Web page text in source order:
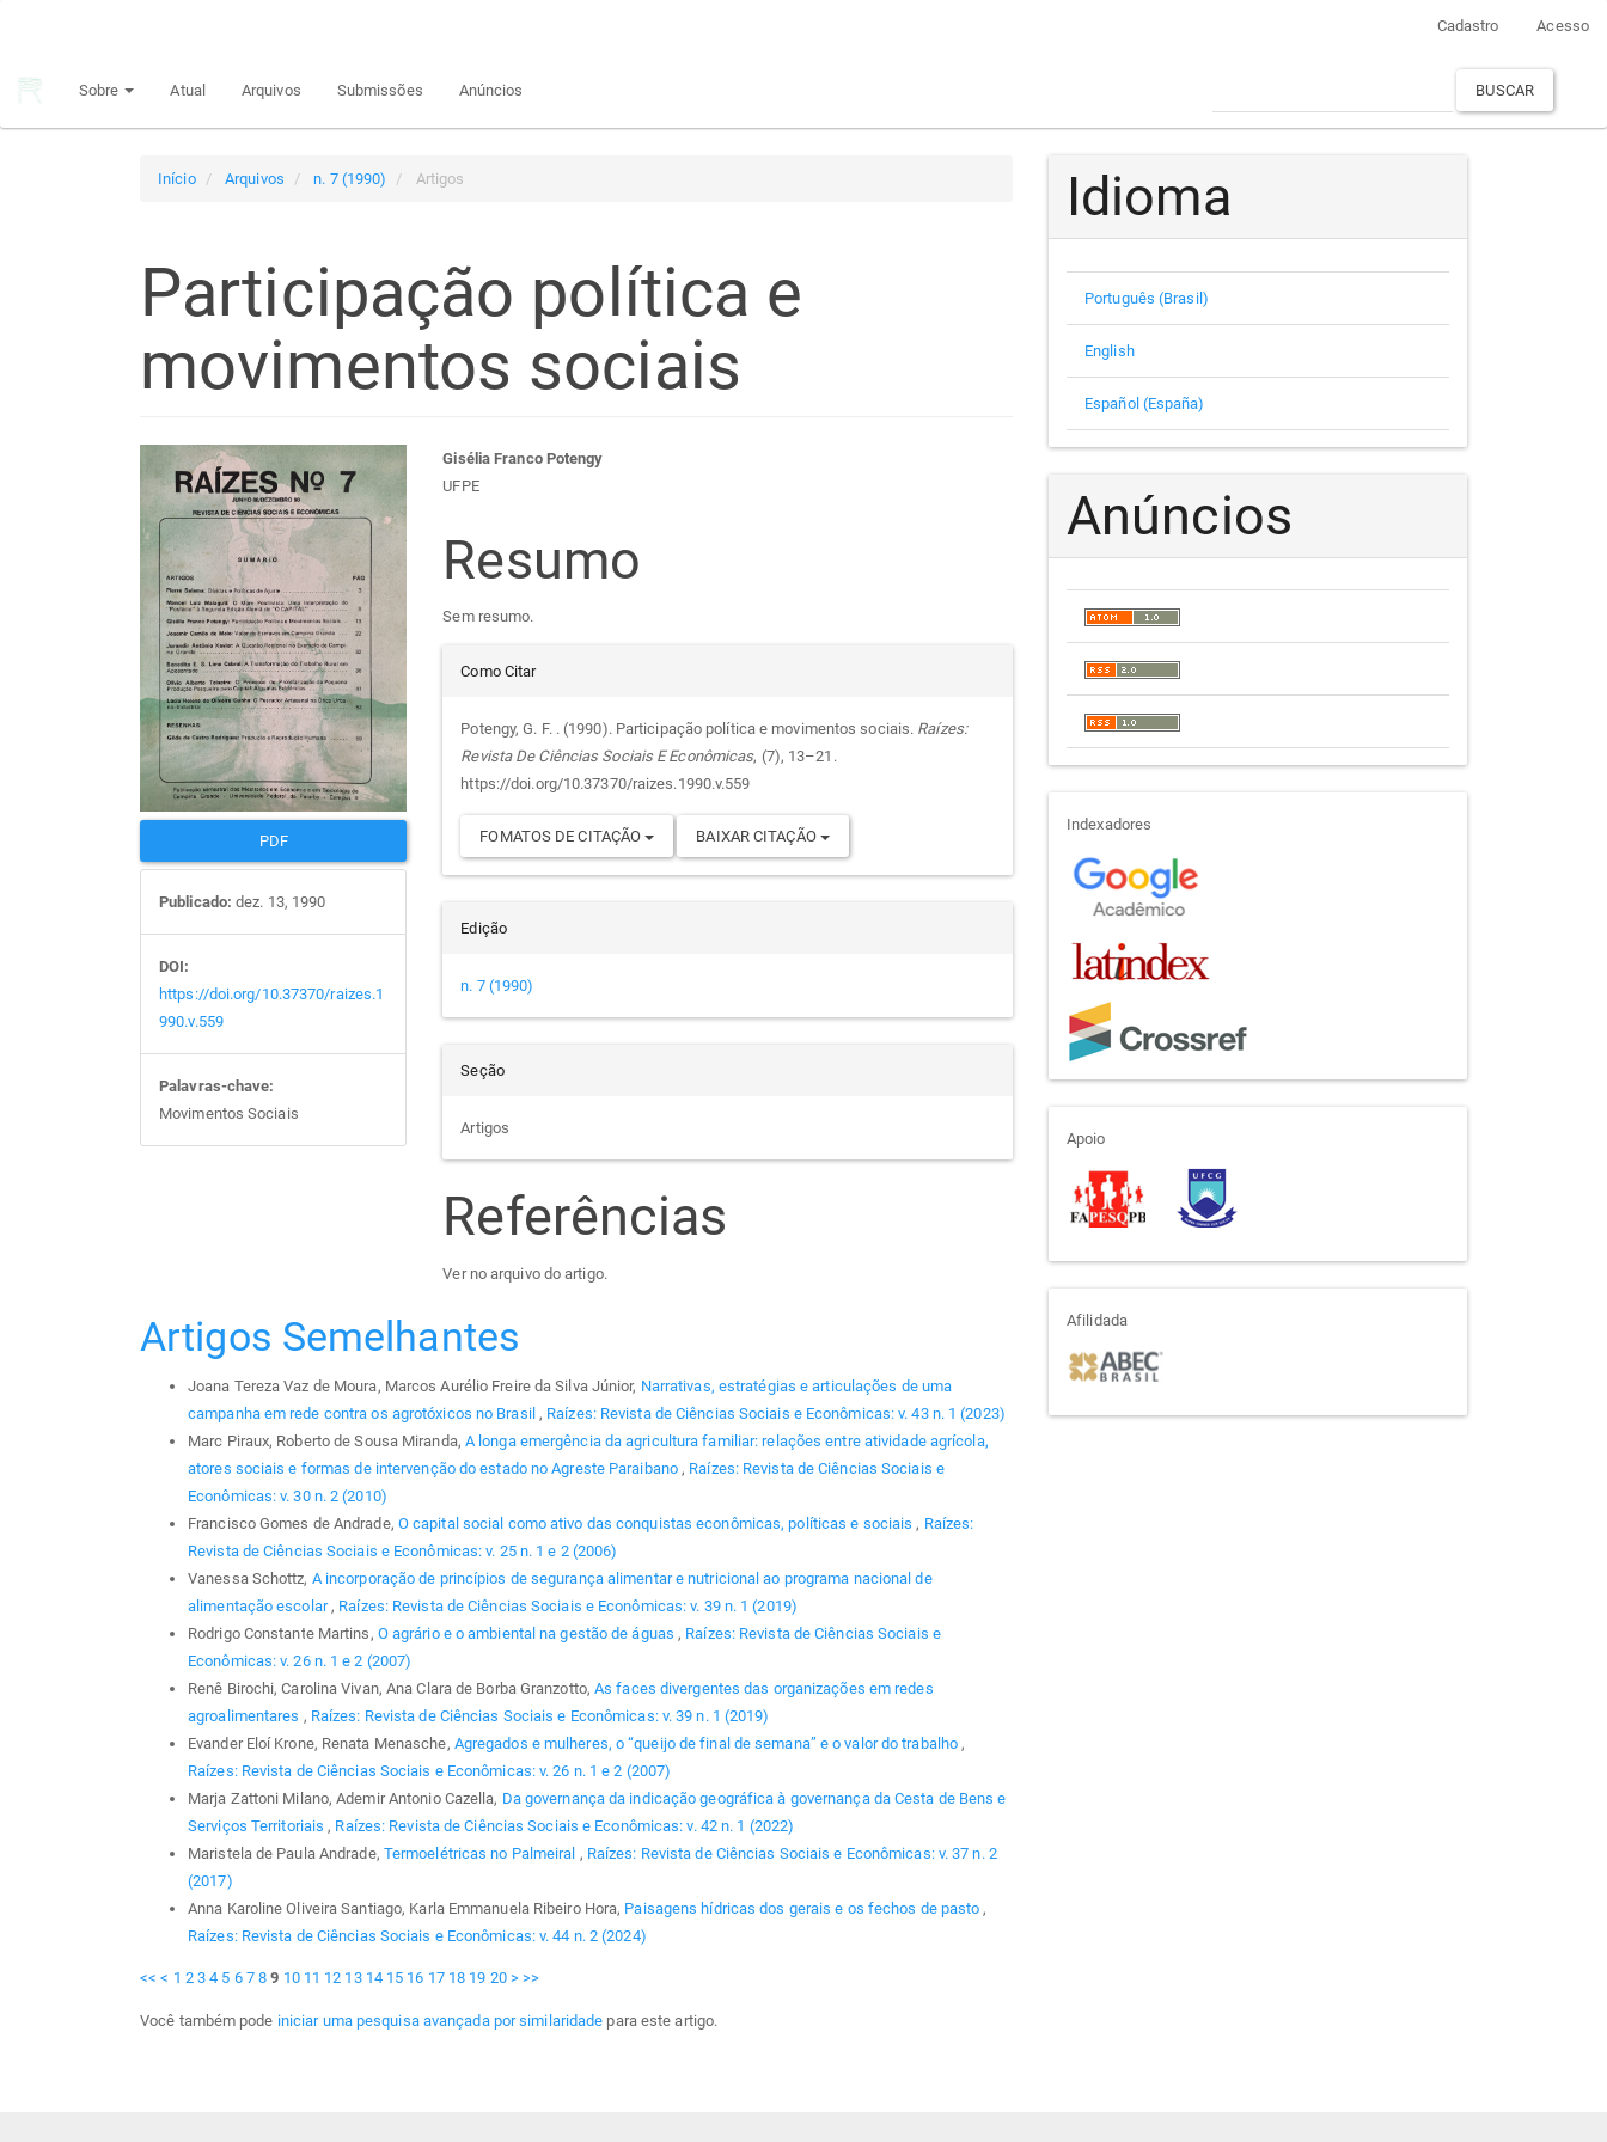
principal
Cadastro Acesso
Sobre Atual Arquivos Submissões Anúncios BUSCAR
Início Arquivos n. 7 (1990) Artigos
Participação política e
movimentos sociais
Barra
lateral
de
artigos
PDF
Publicado: dez. 13, 1990
DOI:
https://doi.org/10.37370/raizes.1
990.v.559
Palavras-chave:
Movimentos Sociais
Conteúdo
do
artigo
principal
Gisélia Franco Potengy
UFPE
Resumo
Sem resumo.
Detalhes
do
artigo
Como Citar
Potengy, G. F. . (1990). Participação política e movimentos sociais. Raízes:
Revista De Ciências Sociais E Econômicas, (7), 13–21.
https://doi.org/10.37370/raizes.1990.v.559
FOMATOS DE CITAÇÃO BAIXAR CITAÇÃO
Edição
n. 7 (1990)
Seção
Artigos
Referências
Ver no arquivo do artigo.
Artigos Semelhantes
Joana Tereza Vaz de Moura, Marcos Aurélio Freire da Silva Júnior, Narrativas, estratégias e articulações de uma
campanha em rede contra os agrotóxicos no Brasil , Raízes: Revista de Ciências Sociais e Econômicas: v. 43 n. 1 (2023)
Marc Piraux, Roberto de Sousa Miranda, A longa emergência da agricultura familiar: relações entre atividade agrícola,
atores sociais e formas de intervenção do estado no Agreste Paraibano, Raízes: Revista de Ciências Sociais e
Econômicas: v. 30 n. 2 (2010)
Francisco Gomes de Andrade, O capital social como ativo das conquistas econômicas, políticas e sociais, Raízes:
Revista de Ciências Sociais e Econômicas: v. 25 n. 1 e 2 (2006)
Vanessa Schottz, A incorporação de princípios de segurança alimentar e nutricional ao programa nacional de
alimentação escolar, Raízes: Revista de Ciências Sociais e Econômicas: v. 39 n. 1 (2019)
Rodrigo Constante Martins, O agrário e o ambiental na gestão de águas, Raízes: Revista de Ciências Sociais e
Econômicas: v. 26 n. 1 e 2 (2007)
Renê Birochi, Carolina Vivan, Ana Clara de Borba Granzotto,As faces divergentes das organizações em redes
agroalimentares , Raízes: Revista de Ciências Sociais e Econômicas: v. 39 n. 1 (2019)
Evander Eloí Krone, Renata Menasche, Agregados e mulheres, o “queijo de final de semana” e o valor do trabalho,
Raízes: Revista de Ciências Sociais e Econômicas: v. 26 n. 1 e 2 (2007)
Marja Zattoni Milano, Ademir Antonio Cazella, Da governança da indicação geográfica à governança da Cesta de Bens e
Serviços Territoriais, Raízes: Revista de Ciências Sociais e Econômicas: v. 42 n. 1 (2022)
Maristela de Paula Andrade, Termoelétricas no Palmeiral , Raízes: Revista de Ciências Sociais e Econômicas: v. 37 n. 2
(2017)
Anna Karoline Oliveira Santiago, Karla Emmanuela Ribeiro Hora, Paisagens hídricas dos gerais e os fechos de pasto,
Raízes: Revista de Ciências Sociais e Econômicas: v. 44 n. 2 (2024)
<< < 1 2 3 4 5 6 7 8 9 10 11 12 13 14 15 16 17 18 19 20 > >>
Você também pode iniciar uma pesquisa avançada por similaridade para este artigo.
Idioma
Português (Brasil)
English
Español (España)
Anúncios
indexadores
Indexadores
apoio
Apoio
afiliada
Afilidada